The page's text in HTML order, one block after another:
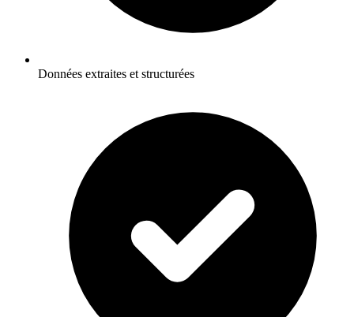
Données extraites et structurées